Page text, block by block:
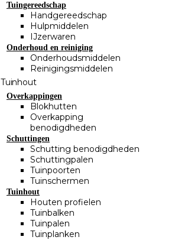
Tuingereedschap
Handgereedschap
Hulpmiddelen
IJzerwaren
Onderhoud en reiniging
Onderhoudsmiddelen
Reinigingsmiddelen
Tuinhout
Overkappingen
Blokhutten
Overkapping
benodigdheden
Schuttingen
Schutting benodigdheden
Schuttingpalen
Tuinpoorten
Tuinschermen
Tuinhout
Houten profielen
Tuinbalken
Tuinpalen
Tuinplanken